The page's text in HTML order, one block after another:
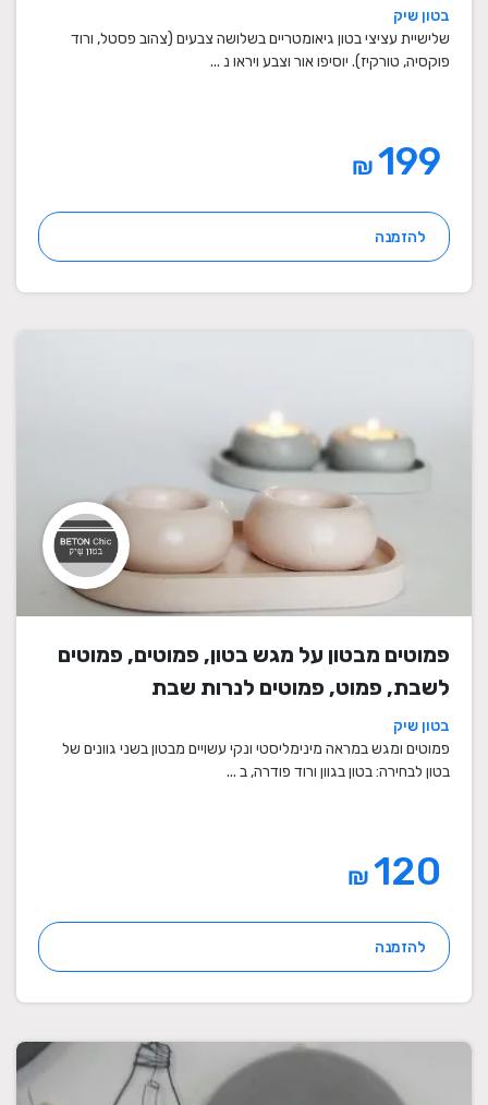
מתנה לבית, מתנה ליום הולדת, עיצוב הבית,
מתנות סוף שנה למורים
בטון שיק
שלישיית עציצי בטון גיאומטריים בשלושה צבעים (צהוב פסטל, ורוד
פוקסיה, טורקיז). יוסיפו אור וצבע ויראו נ ...
₪
להזמנה
פמוטים מבטון על מגש בטון, פמוטים, פמוטים
לשבת, פמוט, פמוטים לנרות שבת
בטון שיק
פמוטים ומגש במראה מינימליסטי ונקי עשויים מבטון בשני גוונים של
בטון לבחירה: בטון בגוון ורוד פודרה, ב ...
₪
להזמנה